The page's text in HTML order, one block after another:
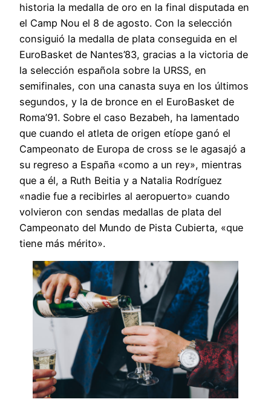
historia la medalla de oro en la final disputada en
el Camp Nou el 8 de agosto. Con la selección
consiguió la medalla de plata conseguida en el
EuroBasket de Nantes’83, gracias a la victoria de
la selección española sobre la URSS, en
semifinales, con una canasta suya en los últimos
segundos, y la de bronce en el EuroBasket de
Roma’91. Sobre el caso Bezabeh, ha lamentado
que cuando el atleta de origen etíope ganó el
Campeonato de Europa de cross se le agasajó a
su regreso a España «como a un rey», mientras
que a él, a Ruth Beitia y a Natalia Rodríguez
«nadie fue a recibirles al aeropuerto» cuando
volvieron con sendas medallas de plata del
Campeonato del Mundo de Pista Cubierta, «que
tiene más mérito».